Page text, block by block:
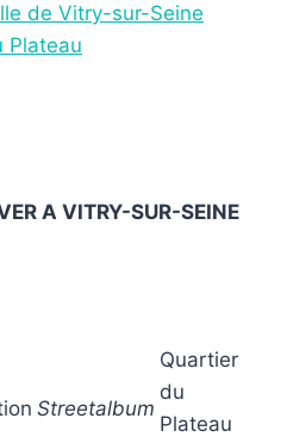
de Vitry-sur-Seine
Plateau
A VITRY-SUR-SEINE
Streetalbum
Quartier
du
Plateau